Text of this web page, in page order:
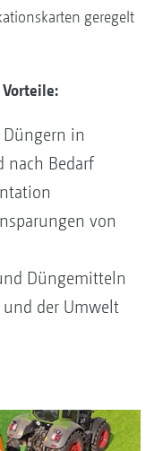
geregelt
in
nach Bedarf
von
Düngemitteln
und der Umwelt